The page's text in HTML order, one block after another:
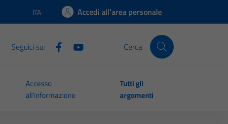
Lingua attiva:
ITA Accedi all'area personale
Seguici su: Cerca
Accesso
all'informazione
Tutti gli
argomenti